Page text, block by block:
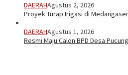
DAERAHAgustus 2, 2026
Proyek Turap Irigasi di
DAERAHAgustus 1, 2026
Resmi Maju Calon BPD Desa